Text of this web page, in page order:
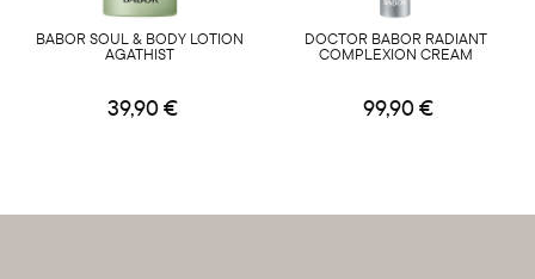
BABOR SOUL & BODY LOTION
AGATHIST
39,90 €
DOCTOR BABOR RADIANT
COMPLEXION CREAM
99,90 €